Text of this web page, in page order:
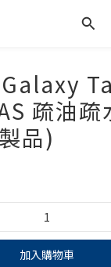
疏油疏
品)
加入購物車